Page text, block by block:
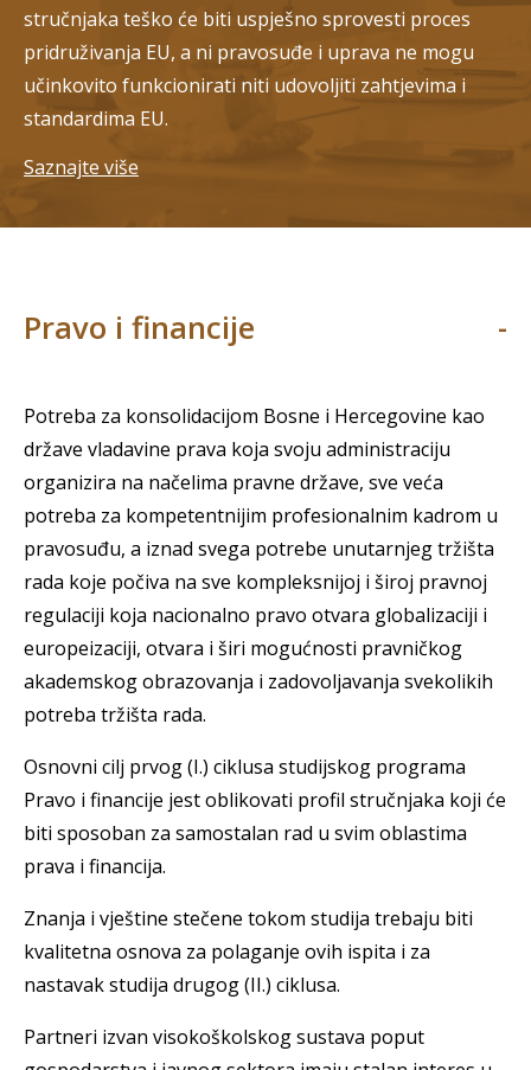
stručnjaka teško će biti uspješno sprovesti proces
pridruživanja EU, a ni pravosuđe i uprava ne mogu
učinkovito funkcionirati niti udovoljiti zahtjevima i
standardima EU.
Saznajte više
Pravo i financije
Potreba za konsolidacijom Bosne i Hercegovine kao
države vladavine prava koja svoju administraciju
organizira na načelima pravne države, sve veća
potreba za kompetentnijim profesionalnim kadrom u
pravosuđu, a iznad svega potrebe unutarnjeg tržišta
rada koje počiva na sve kompleksnijoj i široj pravnoj
regulaciji koja nacionalno pravo otvara globalizaciji i
europeizaciji, otvara i širi mogućnosti pravničkog
akademskog obrazovanja i zadovoljavanja svekolikih
potreba tržišta rada.
Osnovni cilj prvog (I.) ciklusa studijskog programa
Pravo i financije jest oblikovati profil stručnjaka koji će
biti sposoban za samostalan rad u svim oblastima
prava i financija.
Znanja i vještine stečene tokom studija trebaju biti
kvalitetna osnova za polaganje ovih ispita i za
nastavak studija drugog (II.) ciklusa.
Partneri izvan visokoškolskog sustava poput